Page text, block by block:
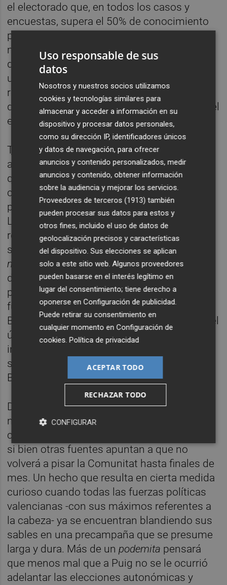
el electorado que, en todos los casos y
encuestas, supera el 50% de conocimiento
por parte de la ciudadanía. Unos números
muy alejados en este apartado de los que a
día de hoy puede atesorar Martínez Dalmau,
un candidato formado y con buena
reputación profesional en la docencia, pero
que todavía no goza de alta popularidad en el
electorado.
Tal vez por ello sorprende -al menos así lo
apunta algún dirigente que otro de Podem-
que el flamante candidato haya proseguido
con su costumbre de ausencias
prolongadas debido a sus viajes por
Latinoamérica. Unas tournéeque viene
realizando desde hace varios lustros y que,
según subrayan fuentes de la formación
morada, se centran en sus tareas docentes
dado que Dalmau imparte cursos de
postgrado en diversos países y en el pasado
fue asesor en procesos constituyentes de
Bolivia, Venezuela o Ecuador. En este caso, el
último viaje del candidato de Podemos
iniciado tras la Navidad parece moverse -
según sus redes sociales- entre Perú y
Bolivia.
Desde la formaciónmoradainsisten en que
no tardará en regresar de cumplir con sus
compromisos docentes en aquellas tierras,
si bien otras fuentes apuntan a que no
volverá a pisar la Comunitat hasta finales de
mes. Un hecho que resulta en cierta medida
curioso cuando todas las fuerzas políticas
valencianas -con sus máximos referentes a
la cabeza- ya se encuentran blandiendo sus
sables en una precampaña que se presume
larga y dura. Más de unpodemita pensará
que menos mal que a Puig no se le ocurrió
adelantar las elecciones autonómicas y
Uso responsable de sus
datos
Nosotros y nuestros socios utilizamos
cookies y tecnologías similares para
almacenar y acceder a información en su
dispositivo y procesar datos personales,
como su dirección IP, identificadores únicos
y datos de navegación, para ofrecer
anuncios y contenido personalizados, medir
anuncios y contenido, obtener información
sobre la audiencia y mejorar los servicios.
Proveedores de terceros (1913) también
pueden procesar sus datos para estos y
otros fines, incluido el uso de datos de
geolocalización precisos y características
del dispositivo. Sus elecciones se aplican
solo a este sitio web. Algunos proveedores
pueden basarse en el interés legítimo en
lugar del consentimiento; tiene derecho a
oponerse enConfiguración de publicidad
Puede retirar su consentimiento en
cualquier momento enConfiguración de
cookies .Política de privacidad
ACEPTAR TODO
RECHAZAR TODO
CONFIGURAR